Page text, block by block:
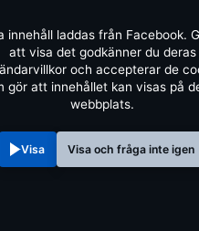
innehåll laddas från Facebook.
att visa det godkänner du deras
och accepterar de
gör att innehållet kan visas på
webbplats.
Visa Visa och fråga inte igen